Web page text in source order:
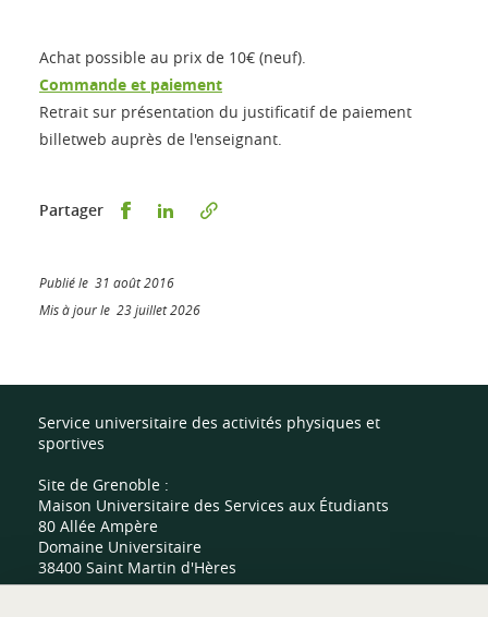
Achat possible au prix de 10€ (neuf).
Commande et paiement
Retrait sur présentation du justificatif de paiement
billetweb auprès de l'enseignant.
Partager Partager sur Facebook
Partager sur LinkedIn
Publié le 31 août 2016
Mis à jour le 23 juillet 2026
Service universitaire des activités physiques et
sportives
Site de Grenoble :
Maison Universitaire des Services aux Étudiants
80 Allée Ampère
Domaine Universitaire
38400 Saint Martin d'Hères